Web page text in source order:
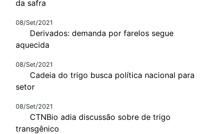
da safra
08/Set/2021
Derivados: demanda por farelos segue
aquecida
08/Set/2021
Cadeia do trigo busca política nacional para
setor
08/Set/2021
CTNBio adia discussão sobre de trigo
transgênico